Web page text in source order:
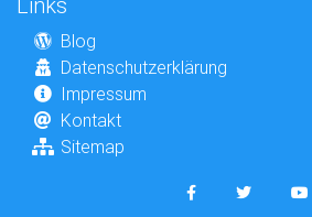
Blog
Datenschutzerklärung
Impressum
Kontakt
Sitemap